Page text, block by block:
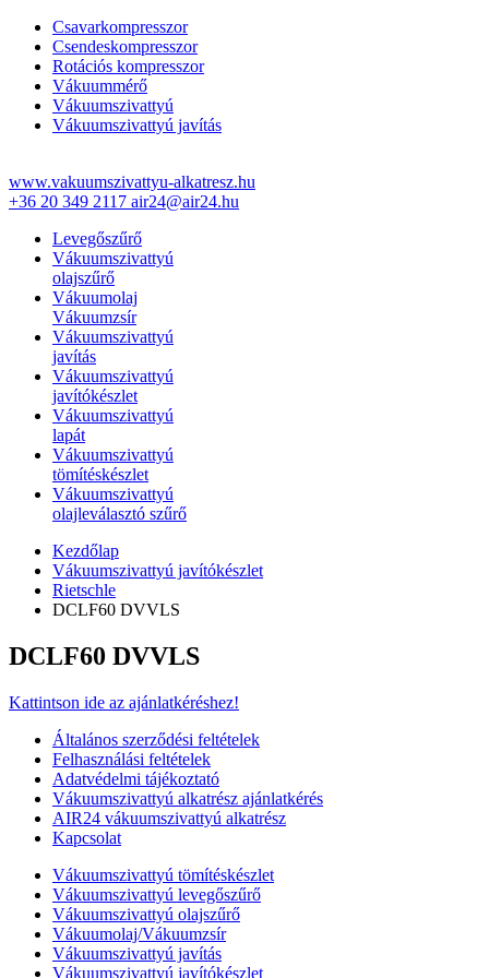
Csavarkompresszor
Csendeskompresszor
Rotációs kompresszor
Vákuummérő
Vákuumszivattyú
Vákuumszivattyú javítás
www.vakuumszivattyu-alkatresz.hu
+36 20 349 2117 air24@air24.hu
Levegőszűrő
Vákuumszivattyú
olajszűrő
Vákuumolaj
Vákuumzsír
Vákuumszivattyú
javítás
Vákuumszivattyú
javítókészlet
Vákuumszivattyú
lapát
Vákuumszivattyú
tömítéskészlet
Vákuumszivattyú
olajleválasztó szűrő
Kezdőlap
Vákuumszivattyú javítókészlet
Rietschle
DCLF60 DVVLS
DCLF60 DVVLS
Kattintson ide az ajánlatkéréshez!
Általános szerződési feltételek
Felhasználási feltételek
Adatvédelmi tájékoztató
Vákuumszivattyú alkatrész ajánlatkérés
AIR24 vákuumszivattyú alkatrész
Kapcsolat
Vákuumszivattyú tömítéskészlet
Vákuumszivattyú levegőszűrő
Vákuumszivattyú olajszűrő
Vákuumolaj/Vákuumzsír
Vákuumszivattyú javítás
Vákuumszivattyú javítókészlet